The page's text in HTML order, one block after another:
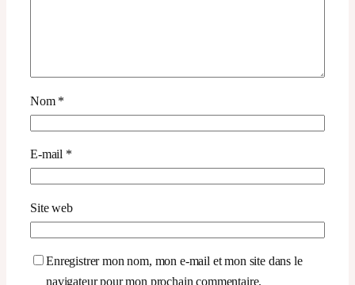
Nom *
E-mail *
Site web
Enregistrer mon nom, mon e-mail et mon site dans le
navigateur pour mon prochain commentaire.